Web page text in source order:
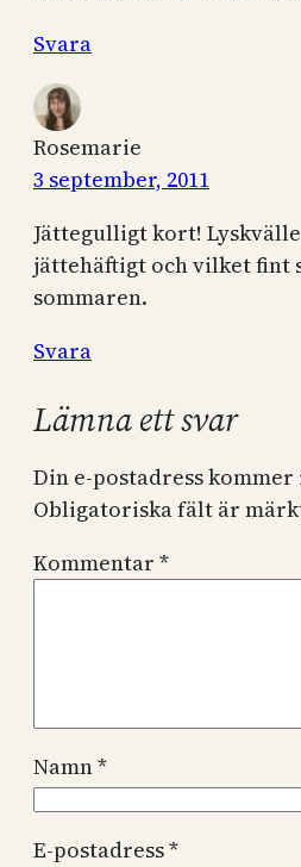
Svara
Rosemarie
3 september, 2011
Jättegulligt kort!
jättehäftigt och vilket fint
sommaren.
Svara
Lämna ett svar
Din e-postadress
Obligatoriska fält är
Kommentar *
Namn*
E-postadress*